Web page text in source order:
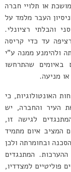
או תלויי חברה
העבר מלמד על
והבלתי רציונלי.
עד כדי קריסה
ולהימנע ממנה ע”י
באיומים שהתרחשו
מניעה.
האונטולוגיות, כי
העיר והחברה, יש
לגישה זו,
המציב איום מתמיד
ובחומרתה ולכן
המתנגדים
פוליטיים למצדדיו,